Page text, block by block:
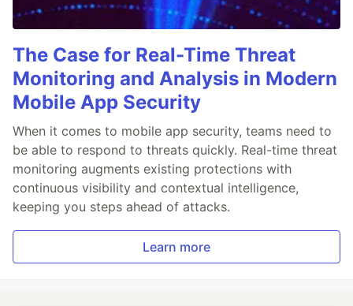
The Case for Real-Time Threat
Monitoring and Analysis in Modern
Mobile App Security
When it comes to mobile app security, teams need to
be able to respond to threats quickly. Real-time threat
monitoring augments existing protections with
continuous visibility and contextual intelligence,
keeping you steps ahead of attacks.
Learn more